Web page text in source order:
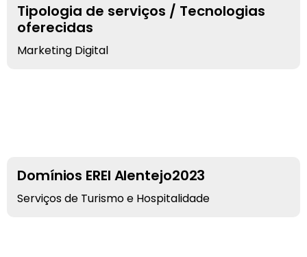
Tipologia de serviços / Tecnologias
oferecidas
Marketing Digital
Domínios EREI Alentejo2023
Serviços de Turismo e Hospitalidade